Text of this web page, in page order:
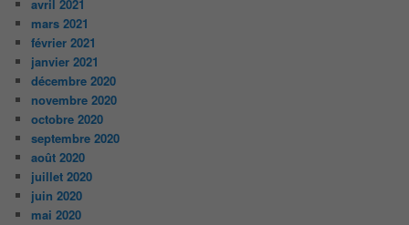
avril 2021
mars 2021
février 2021
janvier 2021
décembre 2020
novembre 2020
octobre 2020
septembre 2020
août 2020
juillet 2020
juin 2020
mai 2020